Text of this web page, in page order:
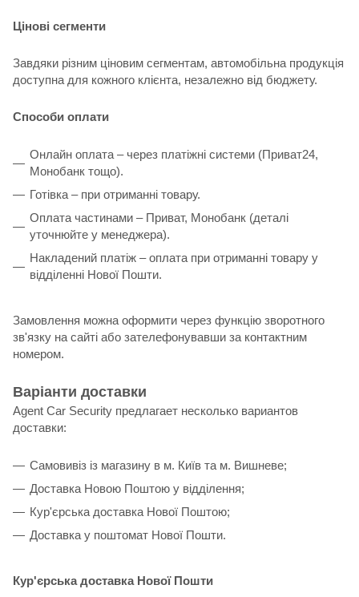
Цінові сегменти
Завдяки різним ціновим сегментам, автомобільна продукція
доступна для кожного клієнта, незалежно від бюджету.
Способи оплати
Онлайн оплата – через платіжні системи (Приват24,
Монобанк тощо).
Готівка – при отриманні товару.
Оплата частинами – Приват, Монобанк (деталі
уточнюйте у менеджера).
Накладений платіж – оплата при отриманні товару у
відділенні Нової Пошти.
Замовлення можна оформити через функцію зворотного
зв'язку на сайті або зателефонувавши за контактним
номером.
Варіанти доставки
Agent Car Security предлагает несколько вариантов
доставки:
Самовивіз із магазину в м. Київ та м. Вишневе;
Доставка Новою Поштою у відділення;
Кур'єрська доставка Нової Поштою;
Доставка у поштомат Нової Пошти.
Кур'єрська доставка Нової Пошти